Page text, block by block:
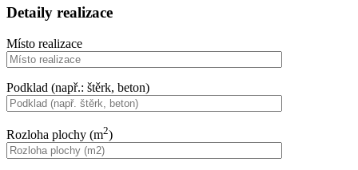
Detaily realizace
Místo realizace
Podklad (např.: štěrk, beton)
Rozloha plochy (m2)